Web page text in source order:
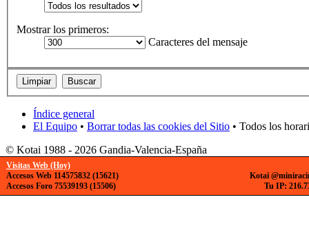
Mostrar los primeros:
Caracteres del mensaje
Índice general
El Equipo • Borrar todas las cookies del Sitio • Todos los
© Kotai 1988 - 2026 Gandia-Valencia-España
Visitas Web (Hoy)
Accesos Web 114575832 (15621)
Accesos Foro 75539193 (15506)
Kotai
Tu IP: